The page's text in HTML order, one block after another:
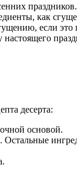
как
если
десерта:
основой.
Остальные